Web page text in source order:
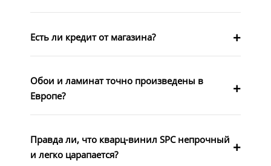
Есть ли кредит от магазина?
Обои и ламинат точно произведены в
Европе?
Правда ли, что кварц-винил SPC непрочный
и легко царапается?